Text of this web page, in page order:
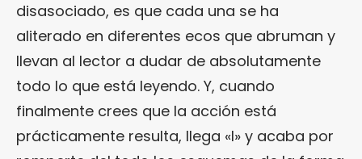
disasociado, es que cada una se ha
aliterado en diferentes ecos que abruman y
llevan al lector a dudar de absolutamente
todo lo que está leyendo. Y, cuando
finalmente crees que la acción está
prácticamente resulta, llega «I» y acaba por